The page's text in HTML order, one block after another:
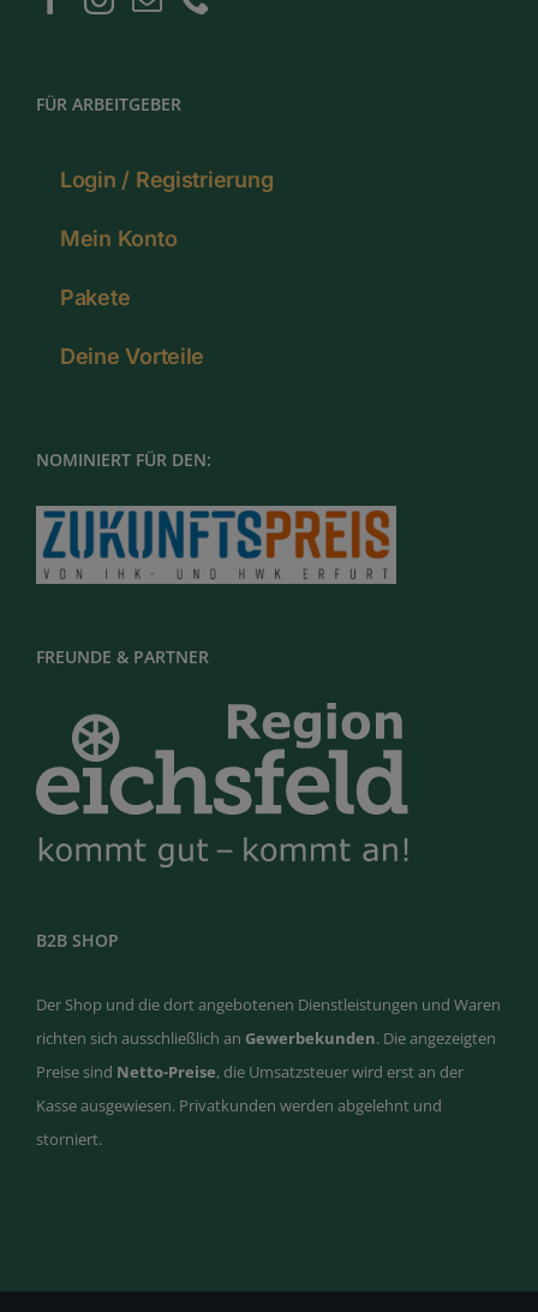
FÜR ARBEITGEBER
Login / Registrierung
Mein Konto
Pakete
Deine Vorteile
NOMINIERT FÜR DEN:
FREUNDE & PARTNER
B2B SHOP
Der Shop und die dort angebotenen Dienstleistungen und Waren
richten sich ausschließlich an Gewerbekunden. Die angezeigten
Preise sind Netto-Preise, die Umsatzsteuer wird erst an der
Kasse ausgewiesen. Privatkunden werden abgelehnt und
storniert.